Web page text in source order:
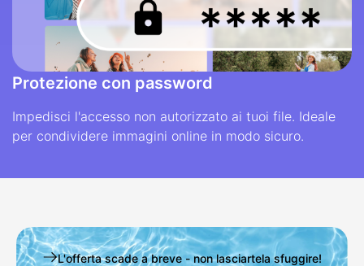
Protezione con password
Impedisci l'accesso non autorizzato ai tuoi file. Ideale
per condividere immagini online in modo sicuro.
L'offerta scade a breve - non lasciartela sfuggire!